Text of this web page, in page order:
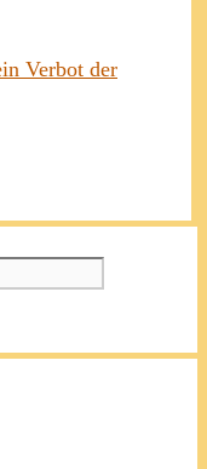
Verbot der